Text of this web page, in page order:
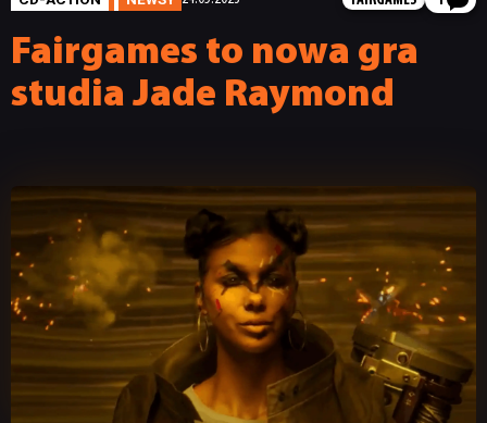
Fairgames to nowa gra
studia Jade Raymond